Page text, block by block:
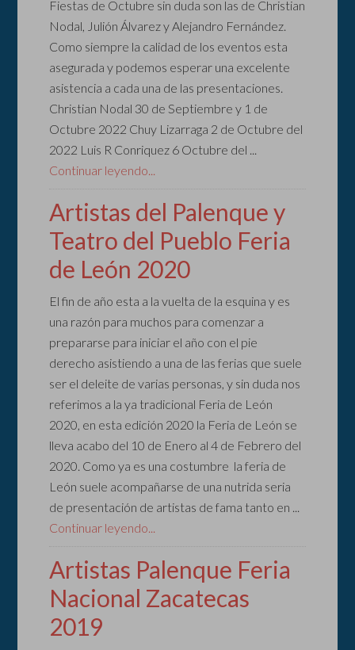
Fiestas de Octubre sin duda son las de Christian
Nodal, Julión Álvarez y Alejandro Fernández.
Como siempre la calidad de los eventos esta
asegurada y podemos esperar una excelente
asistencia a cada una de las presentaciones.
Christian Nodal 30 de Septiembre y 1 de
Octubre 2022 Chuy Lizarraga 2 de Octubre del
2022 Luis R Conriquez 6 Octubre del ...
Continuar leyendo...
Artistas del Palenque y
Teatro del Pueblo Feria
de León 2020
El fin de año esta a la vuelta de la esquina y es
una razón para muchos para comenzar a
prepararse para iniciar el año con el pie
derecho asistiendo a una de las ferias que suele
ser el deleite de varias personas, y sin duda nos
referimos a la ya tradicional Feria de León
2020, en esta edición 2020 la Feria de León se
lleva acabo del 10 de Enero al 4 de Febrero del
2020. Como ya es una costumbre la feria de
León suele acompañarse de una nutrida seria
de presentación de artistas de fama tanto en ...
Continuar leyendo...
Artistas Palenque Feria
Nacional Zacatecas
2019